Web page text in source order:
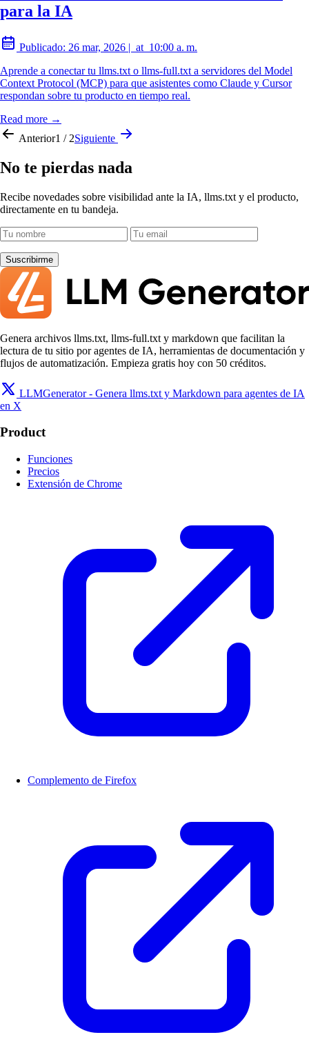
para la IA
Publicado: 26 mar, 2026 | at 10:00 a. m.
Aprende a conectar tu llms.txt o llms-full.txt a servidores del Model
Context Protocol (MCP) para que asistentes como Claude y Cursor
respondan sobre tu producto en tiempo real.
Read more →
Anterior1 / 2Siguiente
No te pierdas nada
Recibe novedades sobre visibilidad ante la IA, llms.txt y el producto,
directamente en tu bandeja.
Suscribirme
Genera archivos llms.txt, llms-full.txt y markdown que facilitan la
lectura de tu sitio por agentes de IA, herramientas de documentación y
flujos de automatización. Empieza gratis hoy con 50 créditos.
LLMGenerator - Genera llms.txt y Markdown para agentes de IA
en X
Product
Funciones
Precios
Extensión de Chrome
Complemento de Firefox